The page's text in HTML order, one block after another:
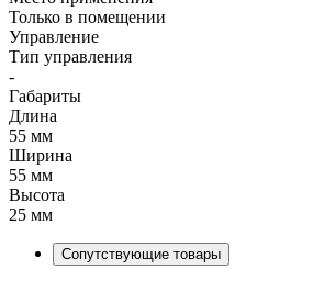
Только в помещении
Управление
Тип управления
-
Габариты
Длина
55 мм
Ширина
55 мм
Высота
25 мм
Сопутствующие товары